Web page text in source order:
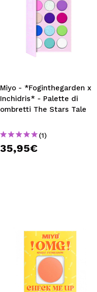
Miyo - *Foginthegarden x
Inchidris* - Palette di
ombretti The Stars Tale
(1)
35,95€